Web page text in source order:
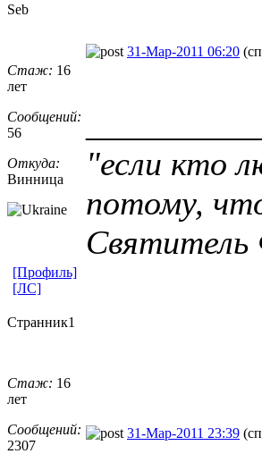
Seb
Стаж: 16
лет
Сообщений:
56
Откуда:
Винница
31-Мар-2011 06:20
"если кто
потому,
Святитель
[Профиль]
[ЛС]
Странник1
Стаж: 16
лет
Сообщений:
2307
31-Мар-2011 23:39